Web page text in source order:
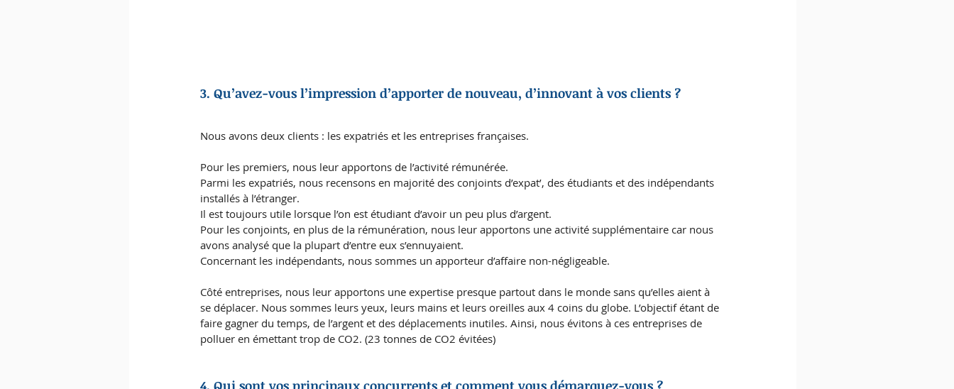
3. Qu’avez-vous l’impression d’apporter de nouveau, d’innovant à vos clients ?
Nous avons deux clients : les expatriés et les entreprises françaises.
Pour les premiers, nous leur apportons de l’activité rémunérée.
Parmi les expatriés, nous recensons en majorité des conjoints d’expat’, des étudiants et des indépendants
installés à l’étranger.
Il est toujours utile lorsque l’on est étudiant d’avoir un peu plus d’argent.
Pour les conjoints, en plus de la rémunération, nous leur apportons une activité supplémentaire car nous
avons analysé que la plupart d’entre eux s’ennuyaient.
Concernant les indépendants, nous sommes un apporteur d’affaire non-négligeable.
Côté entreprises, nous leur apportons une expertise presque partout dans le monde sans qu’elles aient à
se déplacer. Nous sommes leurs yeux, leurs mains et leurs oreilles aux 4 coins du globe. L’objectif étant de
faire gagner du temps, de l’argent et des déplacements inutiles. Ainsi, nous évitons à ces entreprises de
polluer en émettant trop de CO2. (23 tonnes de CO2 évitées)